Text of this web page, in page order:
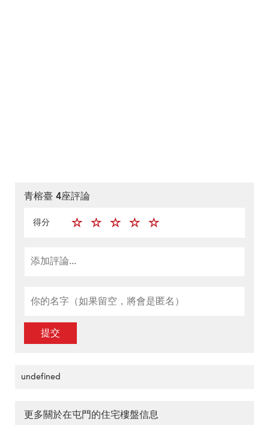
青榕臺 4座評論
得分
提交
undefined
更多關於在屯門的住宅樓盤信息